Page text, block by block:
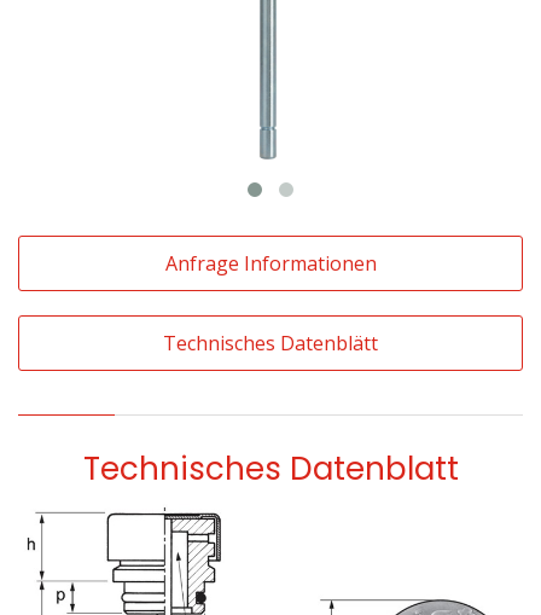
Anfrage Informationen
Technisches Datenblätt
Technisches Datenblatt